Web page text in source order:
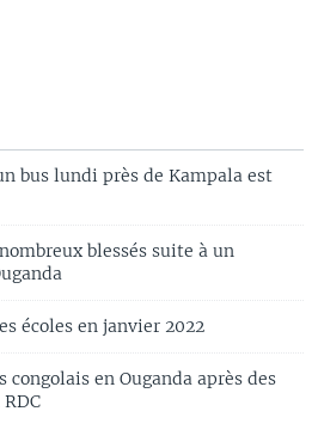
bus lundi près de Kampala est
blessés suite à un
écoles en janvier 2022
en Ouganda après des